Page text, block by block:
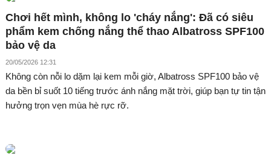
Chơi hết mình, không lo 'cháy nắng': Đã có siêu
phẩm kem chống nắng thể thao Albatross SPF100
bảo vệ da
20/05/2026 12:31
Không còn nỗi lo dặm lại kem mỗi giờ, Albatross SPF100 bảo vệ
da bền bỉ suốt 10 tiếng trước ánh nắng mặt trời, giúp bạn tự tin tận
hưởng trọn vẹn mùa hè rực rỡ.